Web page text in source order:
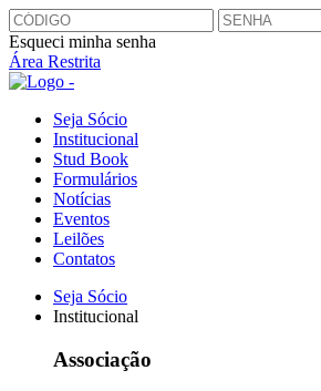
Esqueci minha senha
Área Restrita
Seja Sócio
Institucional
Stud Book
Formulários
Notícias
Eventos
Leilões
Contatos
Seja Sócio
Institucional
Associação